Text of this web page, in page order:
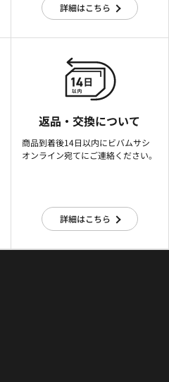
詳細はこちら
返品・交換について
商品到着後14日以内にビバムサシ
オンライン宛てにご連絡ください。
詳細はこちら